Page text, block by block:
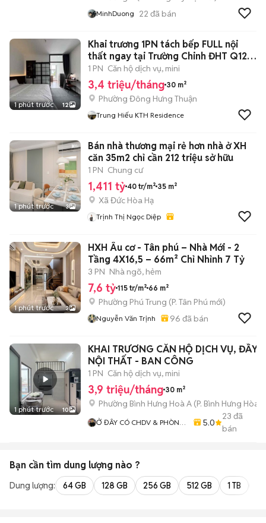
MinhDuong 22 đã bán
1 phút trước 12
Khai trương 1PN tách bếp FULL nội
thất ngay tại Trường Chinh ĐHT Q12
🥰
1 PN Căn hộ dịch vụ, mini
3,4 triệu/tháng 30 m²
Phường Đông Hưng Thuận
Trung Hiếu KTH Residence
1 phút trước 3
Bán nhà thương mại rẻ hơn nhà ở XH
căn 35m2 chỉ cần 212 triệu sở hữu
1 PN Chung cư
1,411 tỷ 40 tr/m² 35 m²
Xã Đức Hòa Hạ
Trịnh Thị Ngọc Diệp
1 phút trước 3
HXH Âu cơ - Tân phú – Nhà Mới - 2
Tầng 4X16,5 – 66m² Chỉ Nhỉnh 7 Tỷ
3 PN Nhà ngõ, hẻm
7,6 tỷ 115 tr/m² 66 m²
Phường Phú Trung (P. Tân Phú mới)
Nguyễn Văn Trịnh 96 đã bán
1 phút trước 10
KHAI TRƯƠNG CĂN HỘ DỊCH VỤ, ĐẦY
NỘI THẤT - BAN CÔNG
1 PN Căn hộ dịch vụ, mini
3,9 triệu/tháng 30 m²
Phường Bình Hưng Hoà A (P. Bình Hưng Hòa
Ở ĐÂY CÓ CHDV & PHÒNG
5.0
23 đã
bán
Bạn cần tìm dung lượng nào ?
Dung lượng: 64 GB 128 GB 256 GB 512 GB 1 TB